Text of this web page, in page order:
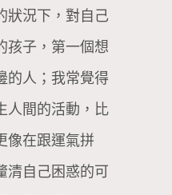
狀況下，對自己
孩子，第一個想
的人；我常覺得
人間的活動，比
像在跟運氣拼
自己困惑的可